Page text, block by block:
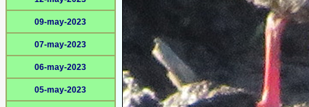
09-may-2023
07-may-2023
06-may-2023
05-may-2023